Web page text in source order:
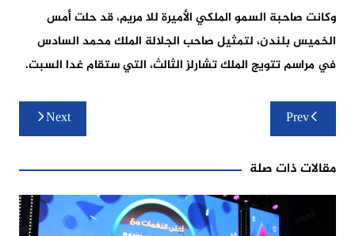
وكانت صاحبة السمو الملكي الأميرة للا مريم، قد حلت أمس
الخميس بلندن، لتمثيل صاحب الجلالة الملك محمد السادس
في مراسم تتويج الملك تشارلز الثالث، التي ستقام غدا السبت.
تصفّح
المقالات
Prev
Next
مقالات ذات صلة